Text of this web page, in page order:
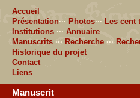
Accueil
Présentation··· Photos··· Les cent
Institutions ··· Annuaire
Manuscrits ··· Recherche ···
Historique du projet
Contact
Liens
Manuscrit